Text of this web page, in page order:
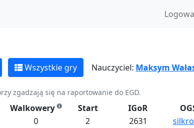
Wszystkie gry Nauczyciel: Maksym
zgadzają się na raportowanie do EGD.
Walkowery Start IGoR
0 2 2631